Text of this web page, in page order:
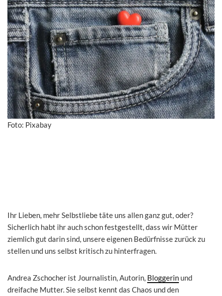
Foto: Pixabay
Ihr Lieben, mehr Selbstliebe täte uns allen ganz gut, oder?
Sicherlich habt ihr auch schon festgestellt, dass wir Mütter
ziemlich gut darin sind, unsere eigenen Bedürfnisse zurück zu
stellen und uns selbst kritisch zu hinterfragen.
Andrea Zschocher ist Journalistin, Autorin, Bloggerin und
dreifache Mutter. Sie selbst kennt das Chaos und den